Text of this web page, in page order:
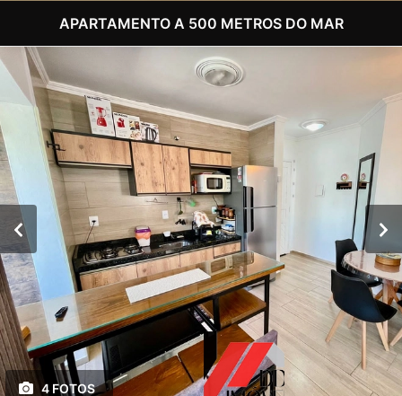
APARTAMENTO A 500 METROS DO MAR
4 FOTOS